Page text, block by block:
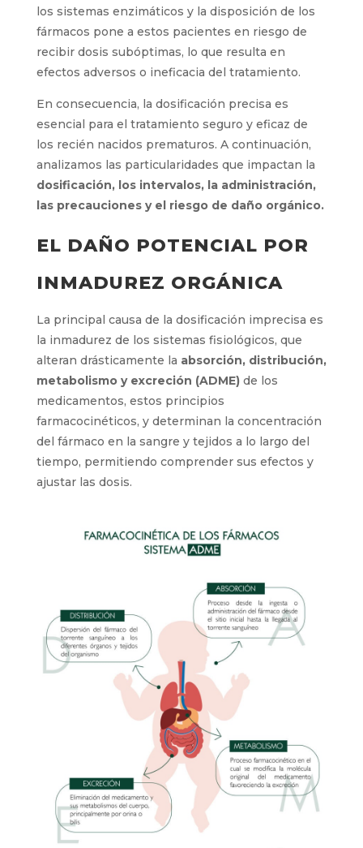
los sistemas enzimáticos y la disposición de los
fármacos pone a estos pacientes en riesgo de
recibir dosis subóptimas, lo que resulta en
efectos adversos o ineficacia del tratamiento.
En consecuencia, la dosificación precisa es
esencial para el tratamiento seguro y eficaz de
los recién nacidos prematuros. A continuación,
analizamos las particularidades que impactan la
dosificación, los intervalos, la administración,
las precauciones y el riesgo de daño orgánico.
EL DAÑO POTENCIAL POR
INMADUREZ ORGÁNICA
La principal causa de la dosificación imprecisa es
la inmadurez de los sistemas fisiológicos, que
alteran drásticamente la absorción, distribución,
metabolismo y excreción (ADME)de los
medicamentos, estos principios
farmacocinéticos, y determinan la concentración
del fármaco en la sangre y tejidos a lo largo del
tiempo, permitiendo comprender sus efectos y
ajustar las dosis.